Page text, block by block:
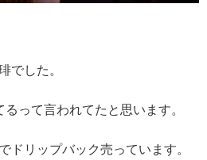
でした。
って言われてたと思います。
ドリップバック売っています。